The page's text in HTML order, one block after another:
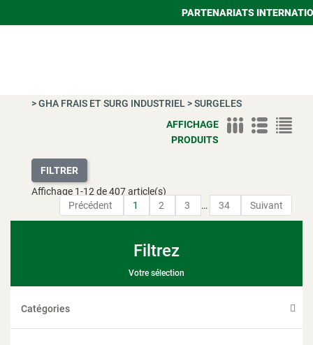
PARTENARIATS
>GHA FRAIS ET SURG INDUSTRIEL >SURGELES
AFFICHAGE
PRODUITS
FILTRER
Affichage 1-12 de 407 article(s)
Précédent
1 2 3 … 34 Suivant
Filtrez
Votre sélection
Catégories